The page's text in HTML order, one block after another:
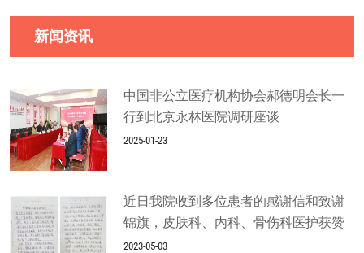
新闻资讯
中国非公立医疗机构协会郝德明会长一
行到北京永林医院调研座谈
2025-01-23
近日我院收到多位患者的感谢信和致谢
锦旗，皮肤科、内科、骨伤科医护获赞
2023-05-03